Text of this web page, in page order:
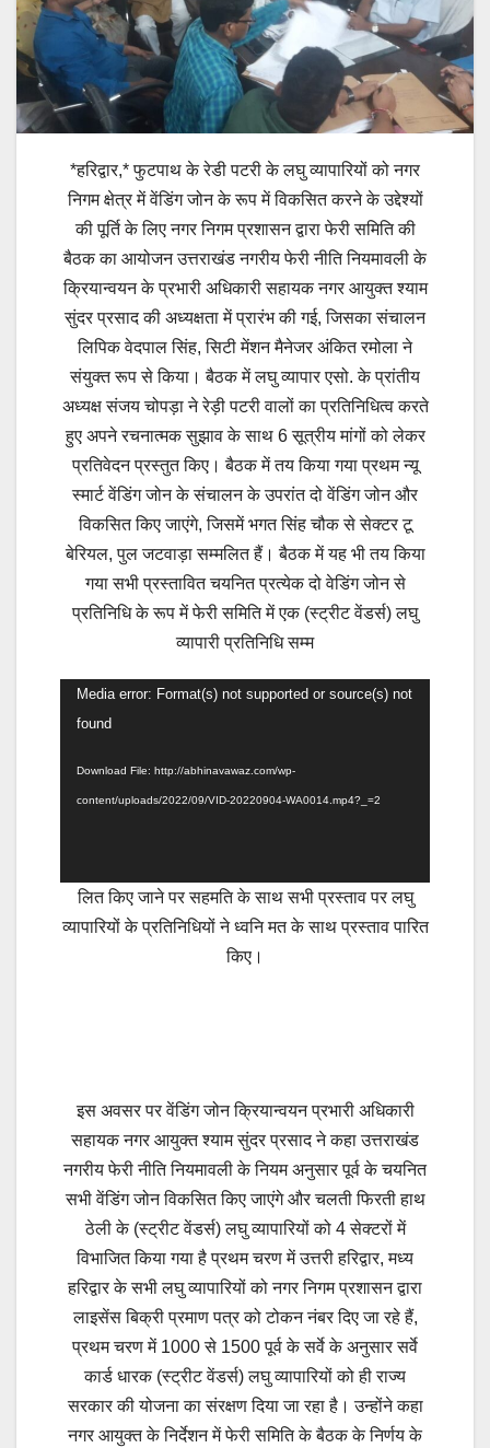
*हरिद्वार,* फुटपाथ के रेडी पटरी के लघु व्यापारियों को नगर
निगम क्षेत्र में वेंडिंग जोन के रूप में विकसित करने के उद्देश्यों
की पूर्ति के लिए नगर निगम प्रशासन द्वारा फेरी समिति की
बैठक का आयोजन उत्तराखंड नगरीय फेरी नीति नियमावली के
क्रियान्वयन के प्रभारी अधिकारी सहायक नगर आयुक्त श्याम
सुंदर प्रसाद की अध्यक्षता में प्रारंभ की गई, जिसका संचालन
लिपिक वेदपाल सिंह, सिटी मेंशन मैनेजर अंकित रमोला ने
संयुक्त रूप से किया। बैठक में लघु व्यापार एसो. के प्रांतीय
अध्यक्ष संजय चोपड़ा ने रेड़ी पटरी वालों का प्रतिनिधित्व करते
हुए अपने रचनात्मक सुझाव के साथ 6 सूत्रीय मांगों को लेकर
प्रतिवेदन प्रस्तुत किए। बैठक में तय किया गया प्रथम न्यू
स्मार्ट वेंडिंग जोन के संचालन के उपरांत दो वेंडिंग जोन और
विकसित किए जाएंगे, जिसमें भगत सिंह चौक से सेक्टर टू
बेरियल, पुल जटवाड़ा सम्मलित हैं। बैठक में यह भी तय किया
गया सभी प्रस्तावित चयनित प्रत्येक दो वेडिंग जोन से
प्रतिनिधि के रूप में फेरी समिति में एक (स्ट्रीट वेंडर्स) लघु
व्यापारी प्रतिनिधि सम्म
Video
Player
Media error: Format(s) not supported or source(s) not
found
Download File: http://abhinavawaz.com/wp-
content/uploads/2022/09/VID-20220904-WA0014.mp4?_=2
लित किए जाने पर सहमति के साथ सभी प्रस्ताव पर लघु
व्यापारियों के प्रतिनिधियों ने ध्वनि मत के साथ प्रस्ताव पारित
किए।
इस अवसर पर वेंडिंग जोन क्रियान्वयन प्रभारी अधिकारी
सहायक नगर आयुक्त श्याम सुंदर प्रसाद ने कहा उत्तराखंड
नगरीय फेरी नीति नियमावली के नियम अनुसार पूर्व के चयनित
सभी वेंडिंग जोन विकसित किए जाएंगे और चलती फिरती हाथ
ठेली के (स्ट्रीट वेंडर्स) लघु व्यापारियों को 4 सेक्टरों में
विभाजित किया गया है प्रथम चरण में उत्तरी हरिद्वार, मध्य
हरिद्वार के सभी लघु व्यापारियों को नगर निगम प्रशासन द्वारा
लाइसेंस बिक्री प्रमाण पत्र को टोकन नंबर दिए जा रहे हैं,
प्रथम चरण में 1000 से 1500 पूर्व के सर्वे के अनुसार सर्वे
कार्ड धारक (स्ट्रीट वेंडर्स) लघु व्यापारियों को ही राज्य
सरकार की योजना का संरक्षण दिया जा रहा है। उन्होंने कहा
नगर आयुक्त के निर्देशन में फेरी समिति के बैठक के निर्णय के